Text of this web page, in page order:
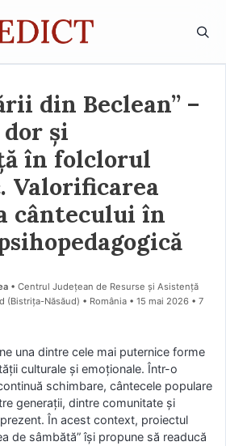
din Beclean” –
și
în folclorul
Valorificarea
cântecului în
• Centrul Județean de Resurse și Asistență
(Bistriţa-Năsăud) • România
15 mai 2026 • 7
una dintre cele mai puternice forme
culturale și emoționale. Într-o
schimbare, cântecele populare
generații, dintre comunitate și
În acest context, proiectul
de sâmbătă” își propune să readucă